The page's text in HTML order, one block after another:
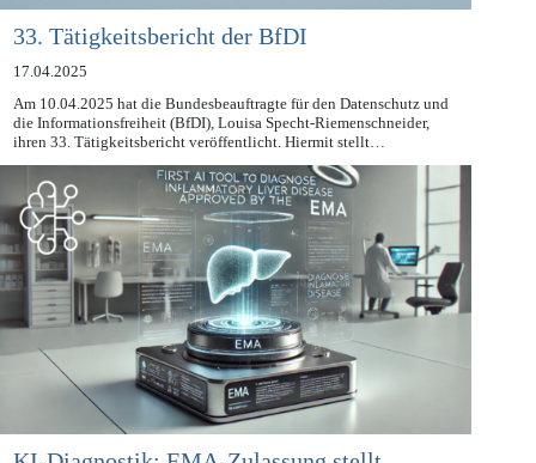
33. Tätigkeitsbericht der BfDI
17.04.2025
Am 10.04.2025 hat die Bundesbeauftragte für den Datenschutz und
die Informationsfreiheit (BfDI), Louisa Specht-Riemenschneider,
ihren 33. Tätigkeitsbericht veröffentlicht. Hiermit stellt…